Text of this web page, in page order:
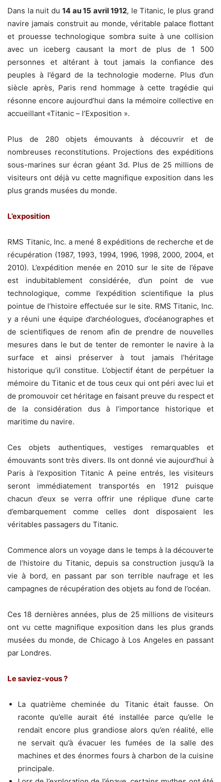
Dans la nuit du14 au 15 avril 1912, le Titanic, le plus grand
navire jamais construit au monde, véritable palace flottant
et prouesse technologique sombra suite à une collision
avec un iceberg causant la mort de plus de 1 500
personnes et altérant à tout jamais la confiance des
peuples à l’égard de la technologie moderne. Plus d’un
siècle après, Paris rend hommage à cette tragédie qui
résonne encore aujourd’hui dans la mémoire collective en
accueillant «Titanic – l’Exposition ».
Plus de 280 objets émouvants à découvrir et de
nombreuses reconstitutions. Projections des expéditions
sous-marines sur écran géant 3d. Plus de 25 millions de
visiteurs ont déjà vu cette magnifique exposition dans les
plus grands musées du monde.
L’exposition
RMS Titanic, Inc. a mené 8 expéditions de recherche et de
récupération (1987, 1993, 1994, 1996, 1998, 2000, 2004, et
2010). L’expédition menée en 2010 sur le site de l’épave
est indubitablement considérée, d’un point de vue
technologique, comme l’expédition scientifique la plus
pointue de l’histoire effectuée sur le site. RMS Titanic, Inc.
y a réuni une équipe d’archéologues, d’océanographes et
de scientifiques de renom afin de prendre de nouvelles
mesures dans le but de tenter de remonter le navire à la
surface et ainsi préserver à tout jamais l’héritage
historique qu’il constitue. L’objectif étant de perpétuer la
mémoire du Titanic et de tous ceux qui ont péri avec lui et
de promouvoir cet héritage en faisant preuve du respect et
de la considération dus à l’importance historique et
maritime du navire.
Ces objets authentiques, vestiges remarquables et
émouvants sont très divers. Ils ont donné vie aujourd’hui à
Paris à l’exposition Titanic A peine entrés, les visiteurs
seront immédiatement transportés en 1912 puisque
chacun d’eux se verra offrir une réplique d’une carte
d’embarquement comme celles dont disposaient les
véritables passagers du Titanic.
Commence alors un voyage dans le temps à la découverte
de l’histoire du Titanic, depuis sa construction jusqu’à la
vie à bord, en passant par son terrible naufrage et les
campagnes de récupération des objets au fond de l’océan.
Ces 18 dernières années, plus de 25 millions de visiteurs
ont vu cette magnifique exposition dans les plus grands
musées du monde, de Chicago à Los Angeles en passant
par Londres.
Le saviez-vous ?
La quatrième cheminée du Titanic était fausse. On
raconte qu’elle aurait été installée parce qu’elle le
rendait encore plus grandiose alors qu’en réalité, elle
ne servait qu’à évacuer les fumées de la salle des
machines et des énormes fours à charbon de la cuisine
principale.